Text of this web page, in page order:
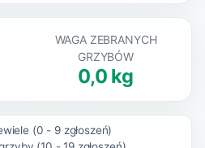
WAGA ZEBRANYCH
GRZYBÓW
0,0 kg
(0 - 9 zgłoszeń)